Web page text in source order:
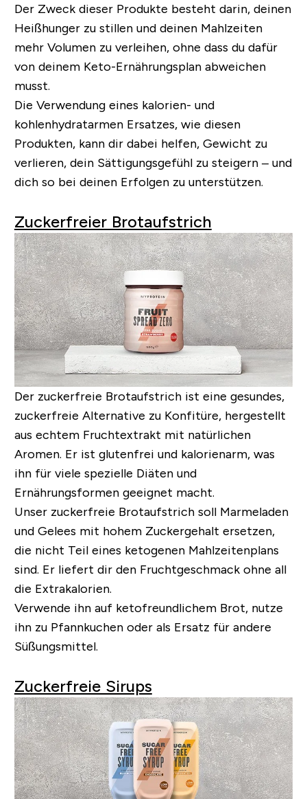
Der Zweck dieser Produkte besteht darin, deinen
Heißhunger zu stillen und deinen Mahlzeiten
mehr Volumen zu verleihen, ohne dass du dafür
von deinem Keto-Ernährungsplan abweichen
musst.
Die Verwendung eines kalorien- und
kohlenhydratarmen Ersatzes, wie diesen
Produkten, kann dir dabei helfen, Gewicht zu
verlieren, dein Sättigungsgefühl zu steigern – und
dich so bei deinen Erfolgen zu unterstützen.
Zuckerfreier Brotaufstrich
Der zuckerfreie Brotaufstrich ist eine gesundes,
zuckerfreie Alternative zu Konfitüre, hergestellt
aus echtem Fruchtextrakt mit natürlichen
Aromen. Er ist glutenfrei und kalorienarm, was
ihn für viele spezielle Diäten und
Ernährungsformen geeignet macht.
Unser zuckerfreie Brotaufstrich soll Marmeladen
und Gelees mit hohem Zuckergehalt ersetzen,
die nicht Teil eines ketogenen Mahlzeitenplans
sind. Er liefert dir den Fruchtgeschmack ohne all
die Extrakalorien.
Verwende ihn auf ketofreundlichem Brot, nutze
ihn zu Pfannkuchen oder als Ersatz für andere
Süßungsmittel.
Zuckerfreie Sirups